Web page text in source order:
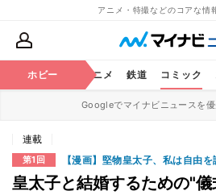
アニメ・特撮などのコアな情
ホビー アニメ 鉄道 コミック
Googleでマイナビニュースを
連載
第1回 【漫画】堅物皇太子、私は自由
皇太子と結婚するための"